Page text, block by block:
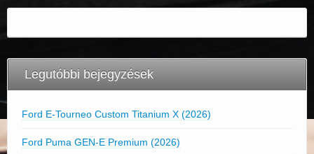
Legutóbbi bejegyzések
Ford E-Tourneo Custom Titanium X (2026)
Ford Puma GEN-E Premium (2026)